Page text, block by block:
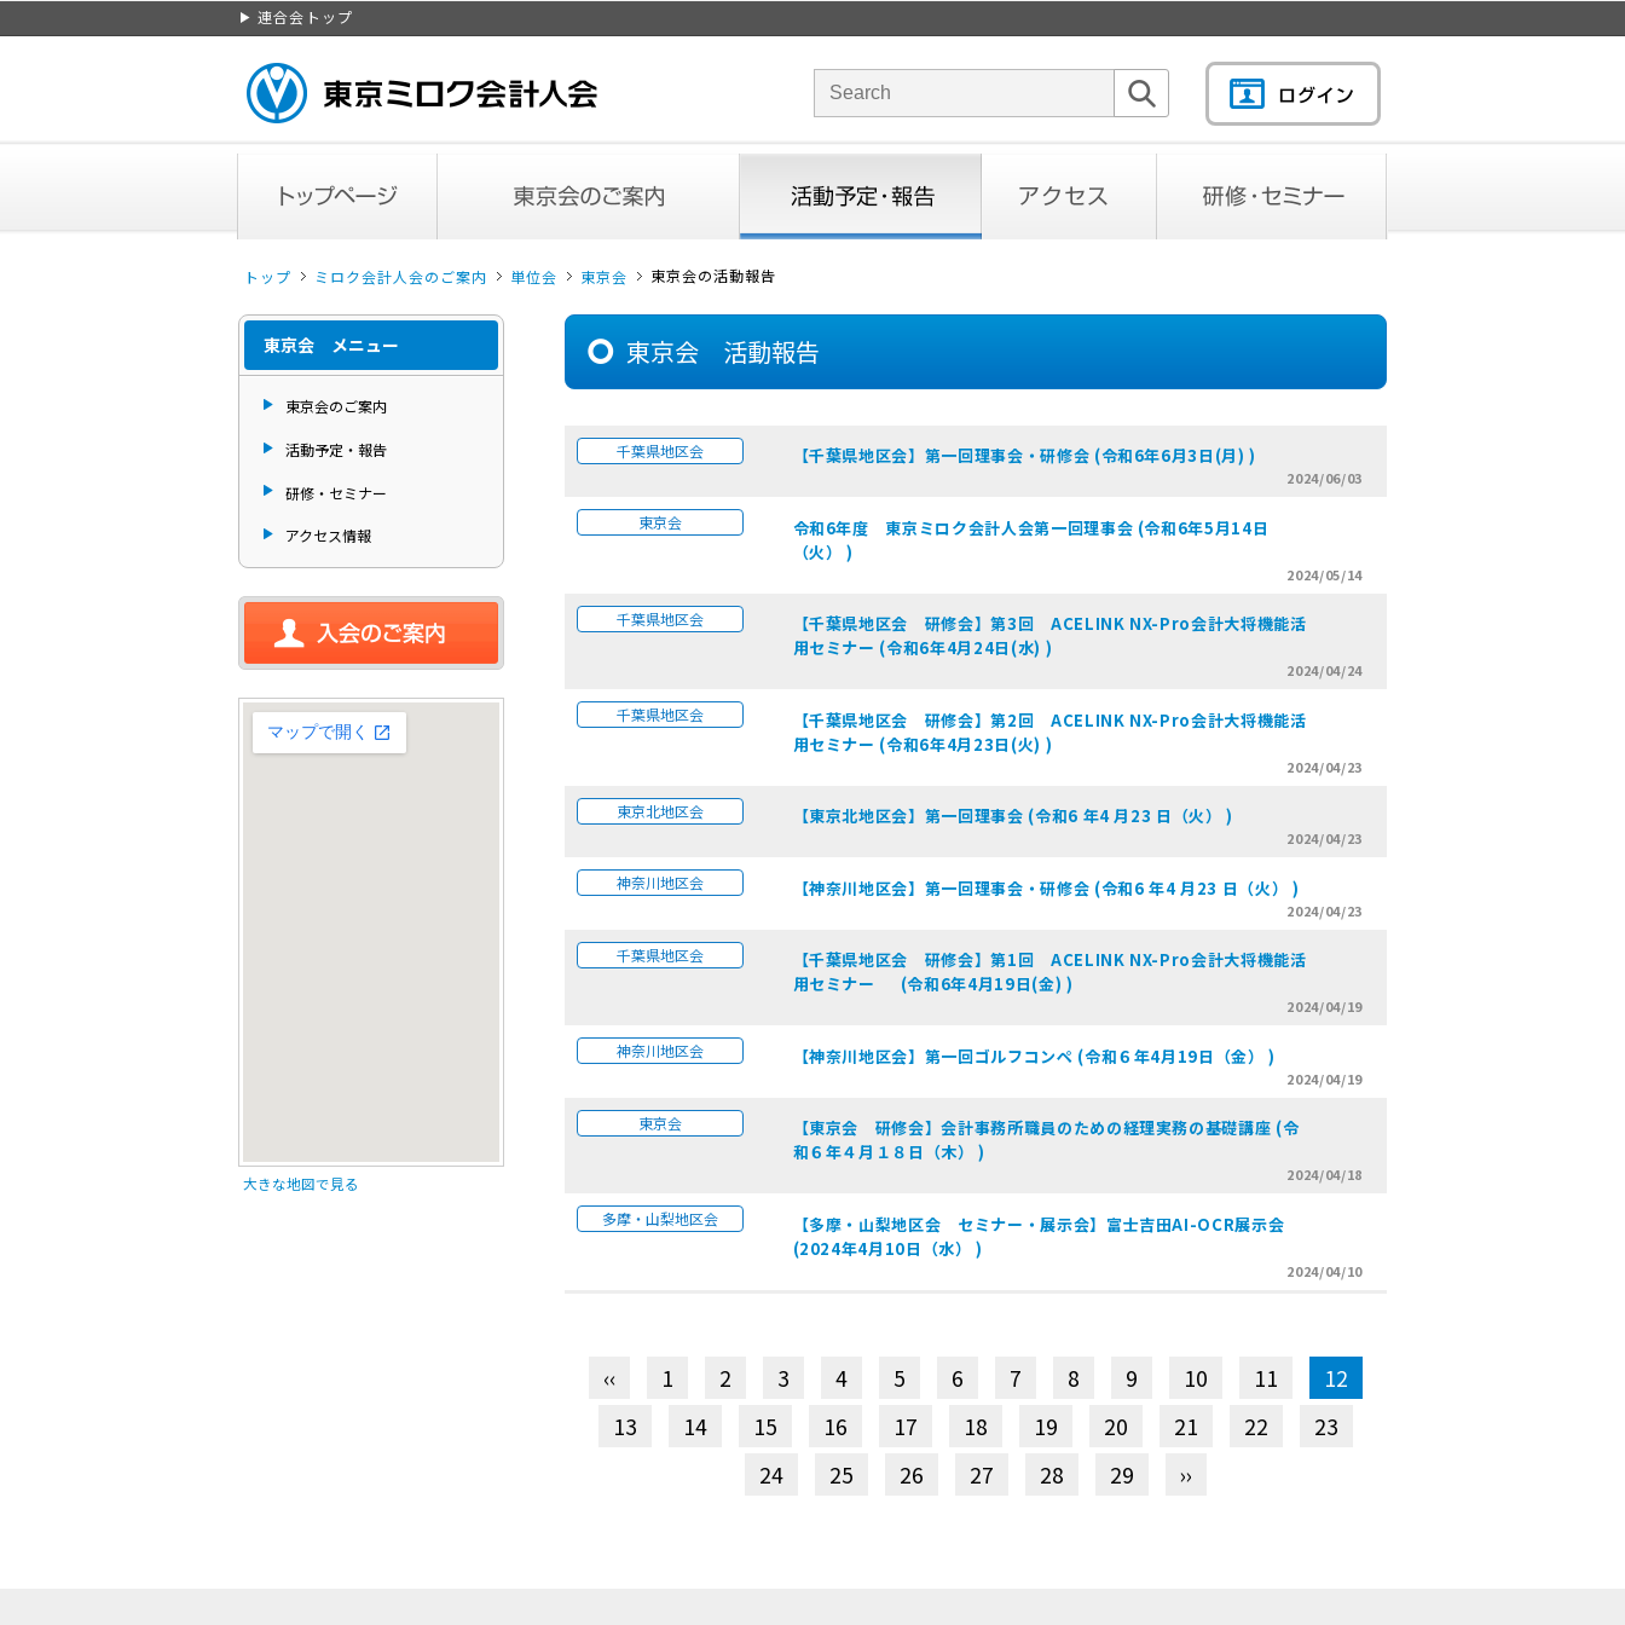
連合会トップ
サイト内検索のキーワード
トップ ミロク会計人会のご案内 単位会 東京会 東京会の活動報告
東京会 メニュー
東京会のご案内
活動予定・報告
研修・セミナー
アクセス情報
入会のご案内
大きな地図で見る
東京会 活動報告
千葉県地区会 【千葉県地区会】第一回理事会・研修会 (令和6年6月3日(月) )
2024/06/03
東京会
令和6年度 東京ミロク会計人会第一回理事会 (令和6年5月14日
（火） )
2024/05/14
千葉県地区会
【千葉県地区会 研修会】第3回 ACELINK NX-Pro会計大将機能活
用セミナー (令和6年4月24日(水) )
2024/04/24
千葉県地区会
【千葉県地区会 研修会】第2回 ACELINK NX-Pro会計大将機能活
用セミナー (令和6年4月23日(火) )
2024/04/23
東京北地区会 【東京北地区会】第一回理事会 (令和6 年4 月23 日（火） )
2024/04/23
神奈川地区会 【神奈川地区会】第一回理事会・研修会 (令和6 年4 月23 日（火） )
2024/04/23
千葉県地区会
【千葉県地区会 研修会】第1回 ACELINK NX-Pro会計大将機能活
用セミナー (令和6年4月19日(金) )
2024/04/19
神奈川地区会 【神奈川地区会】第一回ゴルフコンペ (令和６年4月19日（金） )
2024/04/19
東京会
【東京会 研修会】会計事務所職員のための経理実務の基礎講座 (令
和６年４月１８日（木） )
2024/04/18
多摩・山梨地区会
【多摩・山梨地区会 セミナー・展示会】富士吉田AI-OCR展示会
(2024年4月10日（水） )
2024/04/10
‹‹ 1 2 3 4 5 6 7 8 9 10 11
12
13
14 15 16 17 18 19 20 21 22
23
24
25 26 27 28 29 ››